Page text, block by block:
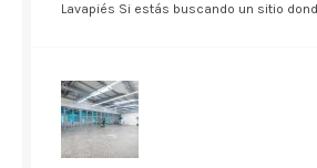
Lavapiés Si estás buscando un sitio